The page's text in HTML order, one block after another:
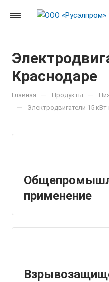
Краснодаре
Главная — Продукты —
— Электродвигатели 15
применение